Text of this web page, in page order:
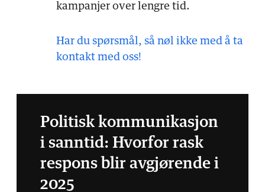
kampanjer over lengre tid.
Har du spørsmål, så nøl ikke med å ta
kontakt med oss!
Politisk kommunikasjon
i sanntid: Hvorfor rask
respons blir avgjørende i
2025